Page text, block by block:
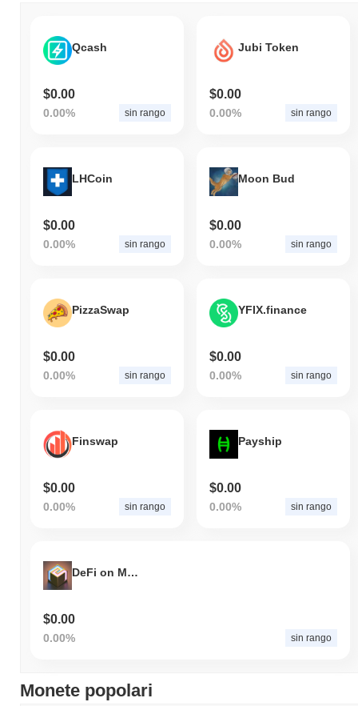
Qcash
$0.00
0.00% sin rango
Jubi Token
$0.00
0.00% sin rango
LHCoin
$0.00
0.00% sin rango
Moon Bud
$0.00
0.00% sin rango
PizzaSwap
$0.00
0.00% sin rango
YFIX.finance
$0.00
0.00% sin rango
Finswap
$0.00
0.00% sin rango
Payship
$0.00
0.00% sin rango
DeFi on MCW
$0.00
0.00% sin rango
Monete popolari